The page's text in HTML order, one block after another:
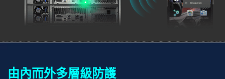
由內而外多層級防護